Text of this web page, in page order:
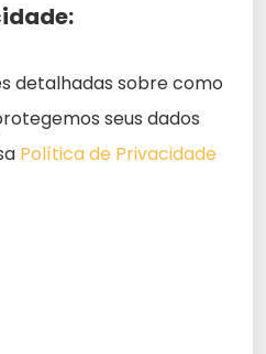
detalhadas sobre como
seus dados
Política de Privacidade